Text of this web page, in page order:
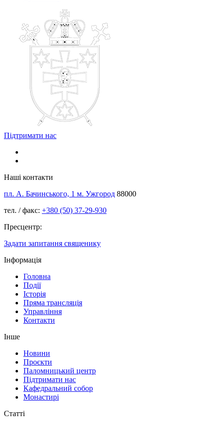
Підтримати нас
Наші контакти
пл. А. Бачинського, 1 м. Ужгород 88000
тел. / факс: +380 (50) 37-29-930
Пресцентр:
Задати запитання священику
Інформація
Головна
Події
Історія
Пряма трансляція
Управління
Контакти
Інше
Новини
Проєкти
Паломницький центр
Підтримати нас
Кафедральний собор
Монастирі
Статті